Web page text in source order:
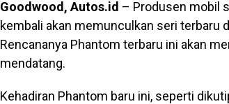
Goodwood, Autos.id – Produsen mobil
kembali akan memunculkan seri terbaru
Rencananya Phantom terbaru ini akan
mendatang.
Kehadiran Phantom baru ini, seperti